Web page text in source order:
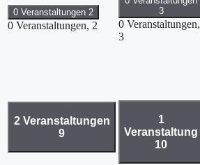
0 Veranstaltungen 2
0 Veranstaltungen, 2
3
0 Veranstaltungen,
3
2 Veranstaltungen
9
1
Veranstaltung
10